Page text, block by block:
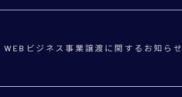
WEBビジネス事業譲渡に関するお知らせ